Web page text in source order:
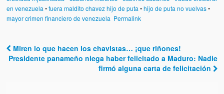
Victimas del 11 de abril de 2002
Víctimas inocentes de la violencia castrista del 4 de Febrero de
en venezuela •fuera maldito chavez hijo de puta •hijo de puta no vuelvas•
mayor crimen financiero de venezuela Permalink
Post navigation
Miren lo que hacen los chavistas… ¡que riñones!
Presidente panameño niega haber felicitado a Maduro: Nadie
firmó alguna carta de felicitación